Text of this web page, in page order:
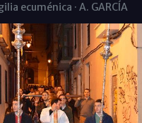
ecuménica · A. GARCÍA